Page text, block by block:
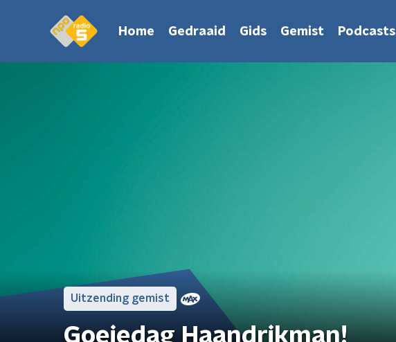
Home Gedraaid Gids Gemist Podcasts
Uitzending gemist
Goeiedag Haandrikman!